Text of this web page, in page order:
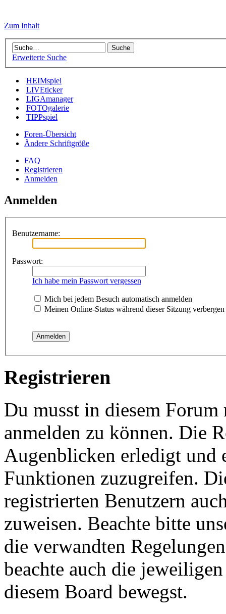
Zum Inhalt
Erweiterte Suche
HEIMspiel
LIVEticker
LIGAmanager
FOTOgalerie
TIPPspiel
Foren-Übersicht
Ändere Schriftgröße
FAQ
Registrieren
Anmelden
Anmelden
Benutzername:
Passwort:
Ich habe mein Passwort vergessen
Mich bei jedem Besuch automatisch anmelden
Meinen Online-Status während dieser Sitzung verbergen
Registrieren
Du musst in diesem
anmelden zu können. Die
Augenblicken erledigt und
Funktionen zuzugreifen.
registrierten Benutzern
zuweisen. Beachte bitte
die verwandten
beachte auch die
diesem Board bewegst.